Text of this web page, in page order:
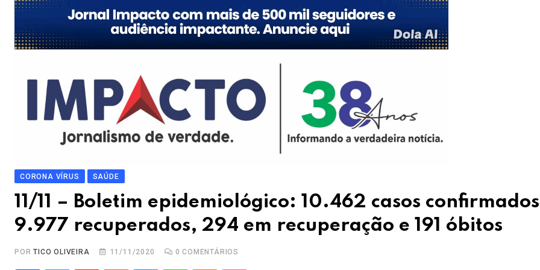
CORONA VÍRUS SAÚDE
11/11 – Boletim epidemiológico: 10.462 casos
9.977 recuperados, 294 em recuperação e 191 óbitos
PORTICO OLIVEIRA 11/11/2020 0 COMENTÁRIOS